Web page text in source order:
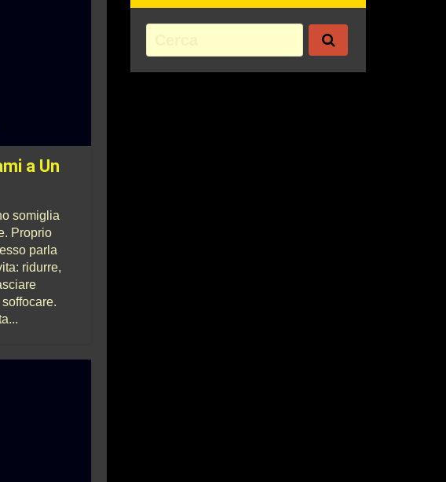
a Un
somiglia
Proprio
parla
ridurre,